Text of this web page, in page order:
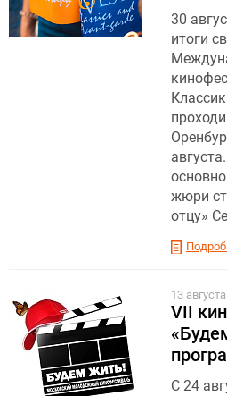
30
итоги
жюри
отцу»
13
VII
С 24